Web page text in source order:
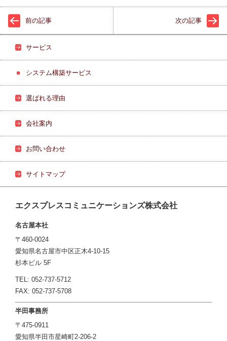
前の記事 次の記事
サービス
システム構築サービス
選ばれる理由
会社案内
お問い合わせ
サイトマップ
エクスプレスコミュニケーションズ株式会社
名古屋本社
〒460-0024
愛知県名古屋市中区正木4-10-15
杉本ビル 5F
TEL: 052-737-5712
FAX: 052-737-5708
半田事務所
〒475-0911
愛知県半田市星崎町2-206-2